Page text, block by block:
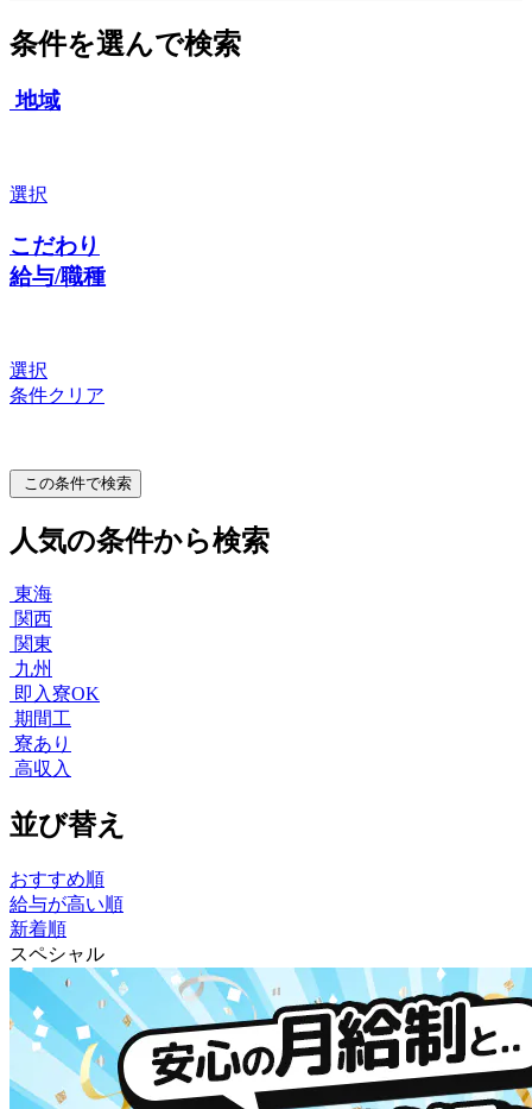
条件を選んで検索
地域
選択
こだわり
給与/職種
選択
条件クリア
この条件で検索
人気の条件から検索
東海
関西
関東
九州
即入寮OK
期間工
寮あり
高収入
並び替え
おすすめ順
給与が高い順
新着順
スペシャル